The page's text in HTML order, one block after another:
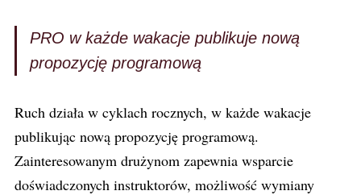
PRO w każde wakacje publikuje nową
propozycję programową
Ruch działa w cyklach rocznych, w każde wakacje
publikując nową propozycję programową.
Zainteresowanym drużynom zapewnia wsparcie
doświadczonych instruktorów, możliwość wymiany